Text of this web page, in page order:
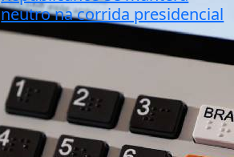
neutro na corrida presidencial